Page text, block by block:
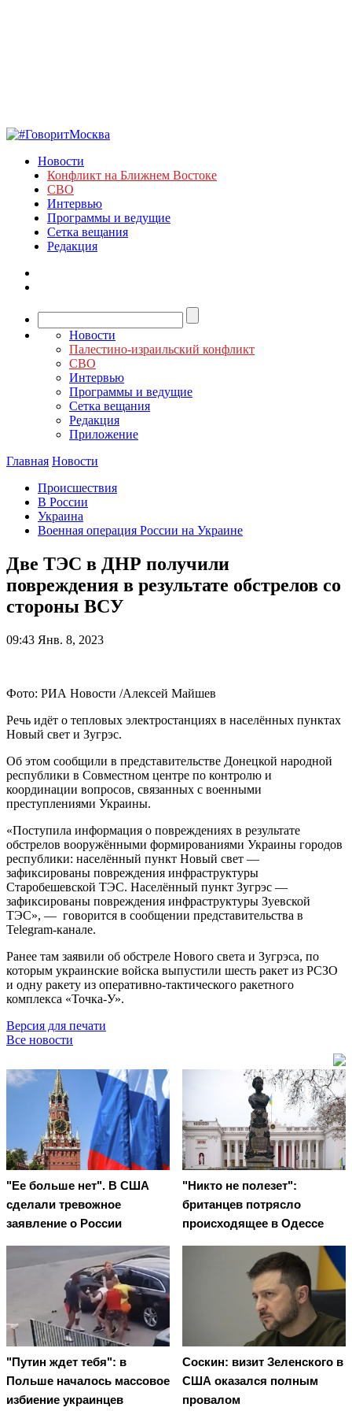
Новости
Конфликт на Ближнем Востоке
СВО
Интервью
Программы и ведущие
Сетка вещания
Редакция
Новости
Палестино-израильский конфликт
СВО
Интервью
Программы и ведущие
Сетка вещания
Редакция
Приложение
Главная Новости
Происшествия
В России
Украина
Военная операция России на Украине
Две ТЭС в ДНР получили
повреждения в результате обстрелов со
стороны ВСУ
09:43 Янв. 8, 2023
Фото: РИА Новости /Алексей Майшев
Речь идёт о тепловых электростанциях в населённых пунктах
Новый свет и Зугрэс.
Об этом сообщили в представительстве Донецкой народной
республики в Совместном центре по контролю и
координации вопросов, связанных с военными
преступлениями Украины.
«Поступила информация о повреждениях в результате
обстрелов вооружёнными формированиями Украины городов
республики: населённый пункт Новый свет —
зафиксированы повреждения инфраструктуры
Старобешевской ТЭС. Населённый пункт Зугрэс —
зафиксированы повреждения инфраструктуры Зуевской
ТЭС», — говорится в сообщении представительства в
Telegram-канале.
Ранее там заявили об обстреле Нового света и Зугрэса, по
которым украинские войска выпустили шесть ракет из РСЗО
и одну ракету из оперативно-тактического ракетного
комплекса «Точка-У».
Версия для печати
Все новости
"Ее больше нет". В США
сделали тревожное
заявление о России
"Никто не полезет":
британцев потрясло
происходящее в Одессе
"Путин ждет тебя": в
Польше началось массовое
избиение украинцев
Соскин: визит Зеленского в
США оказался полным
провалом